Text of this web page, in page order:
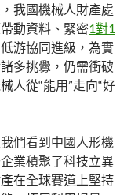
我國機械人財產處
動資料、緊密1對1
游協同進級，為實
多挑釁，仍需衝破
人從“能用”走向“好
們看到中國人形機
業積聚了科技立異
在全球賽道上堅持